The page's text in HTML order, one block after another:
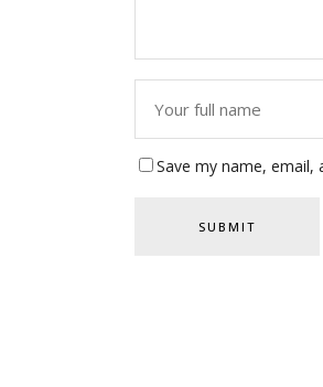
Save my name,